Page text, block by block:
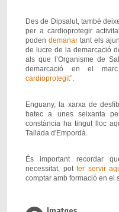
Des de Dipsalut, també
per a cardioprotegir
podendemanar tant els
de lucre de la demarcació
als que l’Organisme de
demarcació en el
cardioprotegit”
Enguany, la xarxa de
batec a unes seixanta
constància ha tingut lloc
Tallada d'Empordà.
És important recordar
necessitat, pot fer servir
comptar amb formació en el